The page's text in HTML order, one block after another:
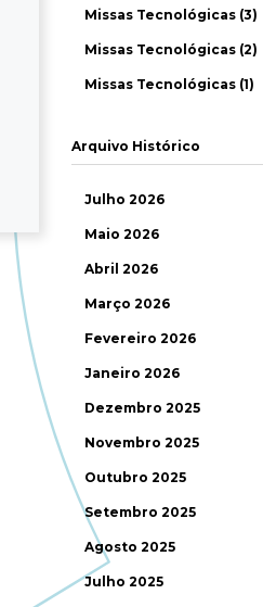
Missas Tecnológicas (3)
Missas Tecnológicas (2)
Missas Tecnológicas (1)
Arquivo Histórico
Julho 2026
Maio 2026
Abril 2026
Março 2026
Fevereiro 2026
Janeiro 2026
Dezembro 2025
Novembro 2025
Outubro 2025
Setembro 2025
Agosto 2025
Julho 2025